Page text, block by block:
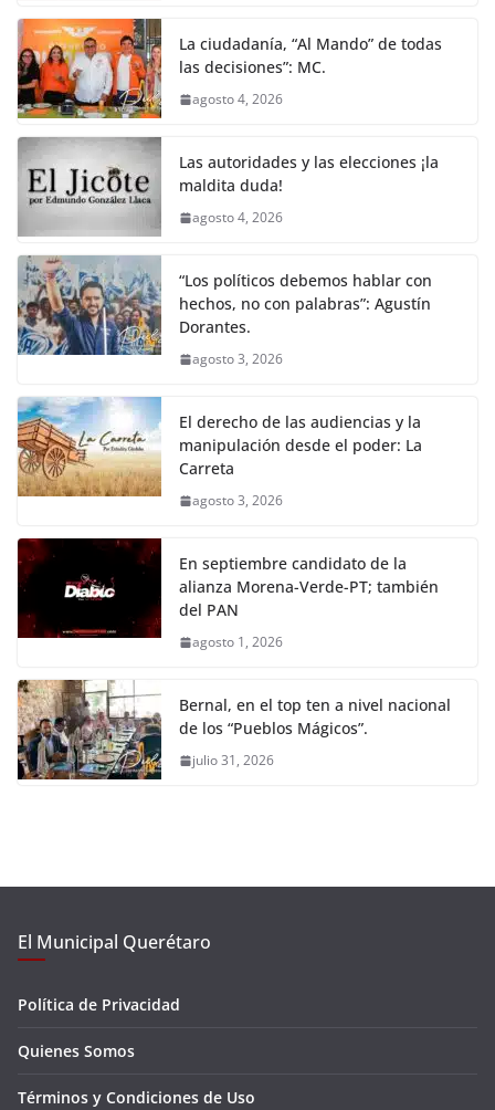
La ciudadanía, “Al Mando” de todas
las decisiones”: MC.
agosto 4, 2026
Las autoridades y las elecciones ¡la
maldita duda!
agosto 4, 2026
“Los políticos debemos hablar con
hechos, no con palabras”: Agustín
Dorantes.
agosto 3, 2026
El derecho de las audiencias y la
manipulación desde el poder: La
Carreta
agosto 3, 2026
En septiembre candidato de la
alianza Morena-Verde-PT; también
del PAN
agosto 1, 2026
Bernal, en el top ten a nivel nacional
de los “Pueblos Mágicos”.
julio 31, 2026
El Municipal Querétaro
Política de Privacidad
Quienes Somos
Términos y Condiciones de Uso